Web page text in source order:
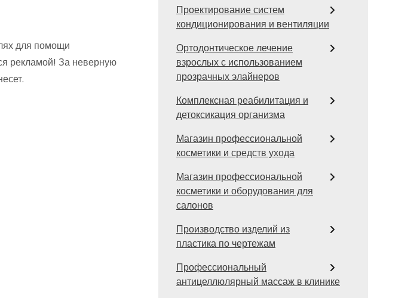
для помощи
рекламой! За неверную
Проектирование систем
кондиционирования и вентиляции
Ортодонтическое лечение
взрослых с использованием
прозрачных элайнеров
Комплексная реабилитация и
детоксикация организма
Магазин профессиональной
косметики и средств ухода
Магазин профессиональной
косметики и оборудования для
салонов
Производство изделий из
пластика по чертежам
Профессиональный
антицеллюлярный массаж в клинике